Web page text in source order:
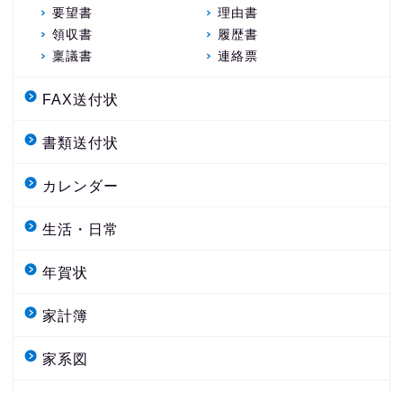
要望書
理由書
領収書
履歴書
稟議書
連絡票
FAX送付状
書類送付状
カレンダー
生活・日常
年賀状
家計簿
家系図